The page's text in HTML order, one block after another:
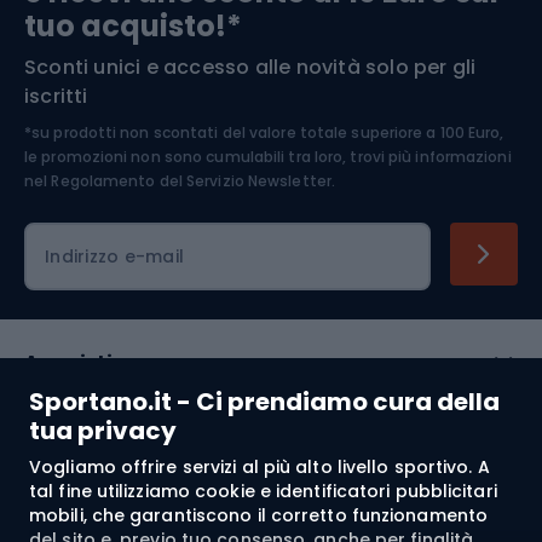
Sportano.it - Ci prendiamo cura della
tua privacy
Vogliamo offrire servizi al più alto livello sportivo. A
tal fine utilizziamo cookie e identificatori pubblicitari
mobili, che garantiscono il corretto funzionamento
Medicina dello sport
Abbigliamento ciclistico
tuo acquisto!*
Sconti unici e accesso alle novità solo per gli
iscritti
*su prodotti non scontati del valore totale superiore a 100 Euro,
le promozioni non sono cumulabili tra loro, trovi più informazioni
nel Regolamento del Servizio Newsletter.
Indirizzo e-mail
Acquisti
Servizio clienti
Regolamento